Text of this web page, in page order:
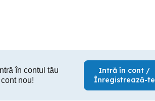
în contul tău
nou!
Intră în cont /
Înregistrează-te